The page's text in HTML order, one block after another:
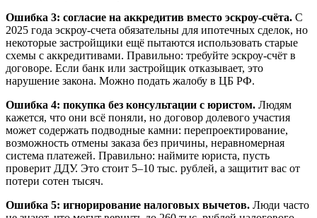
Ошибка 3: согласие на аккредитив вместо эскроу-счёта. С
2025 года эскроу-счета обязательны для ипотечных сделок, но
некоторые застройщики ещё пытаются использовать старые
схемы с аккредитивами. Правильно: требуйте эскроу-счёт в
договоре. Если банк или застройщик отказывает, это
нарушение закона. Можно подать жалобу в ЦБ РФ.
Ошибка 4: покупка без консультации с юристом. Людям
кажется, что они всё поняли, но договор долевого участия
может содержать подводные камни: перепроектирование,
возможность отмены заказа без причины, неравномерная
система платежей. Правильно: наймите юриста, пусть
проверит ДДУ. Это стоит 5–10 тыс. рублей, а защитит вас от
потери сотен тысяч.
Ошибка 5: игнорирование налоговых вычетов. Люди часто